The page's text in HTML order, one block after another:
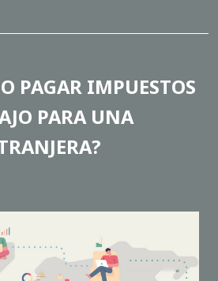
PAGAR IMPUESTOS
PARA UNA